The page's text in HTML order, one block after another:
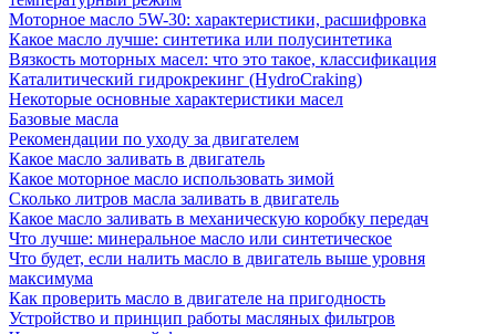
Моторное масло 5W-30: характеристики, расшифровка
Какое масло лучше: синтетика или полусинтетика
Вязкость моторных масел: что это такое, классификация
Каталитический гидрокрекинг (НydroСraking)
Некоторые основные характеристики масел
Базовые масла
Рекомендации по уходу за двигателем
Какое масло заливать в двигатель
Какое моторное масло использовать зимой
Сколько литров масла заливать в двигатель
Какое масло заливать в механическую коробку передач
Что лучше: минеральное масло или синтетическое
Что будет, если налить масло в двигатель выше уровня
максимума
Как проверить масло в двигателе на пригодность
Устройство и принцип работы масляных фильтров